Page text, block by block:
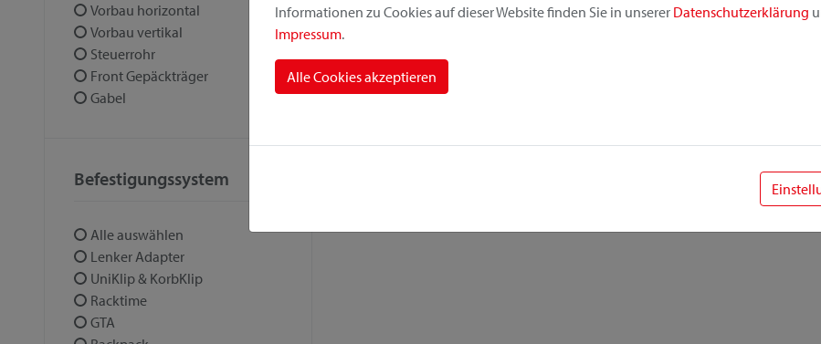
Vorbau horizontal
Vorbau vertikal
Steuerrohr
Front Gepäckträger
Gabel
Befestigungssystem
Alle auswählen
Lenker Adapter
UniKlip & KorbKlip
Racktime
GTA
Informationen zu Cookies auf dieser Website finden Sie in unserer Datenschutzerklärung
Impressum.
Alle Cookies akzeptieren